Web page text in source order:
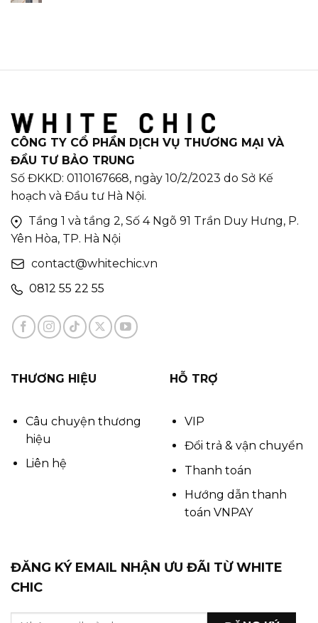
CÔNG TY CỔ PHẦN DỊCH VỤ THƯƠNG MẠI VÀ
ĐẦU TƯ BẢO TRUNG
Số ĐKKD: 0110167668, ngày 10/2/2023 do Sở Kế
hoạch và Đầu tư Hà Nội.
Tầng 1 và tầng 2, Số 4 Ngõ 91 Trần Duy Hưng, P.
Yên Hòa, TP. Hà Nội
contact@whitechic.vn
0812 55 22 55
THƯƠNG HIỆU
Câu chuyện thương
hiệu
Liên hệ
HỖ TRỢ
VIP
Đổi trả & vận chuyển
Thanh toán
Hướng dẫn thanh
toán VNPAY
ĐĂNG KÝ EMAIL NHẬN ƯU ĐÃI TỪ WHITE
CHIC